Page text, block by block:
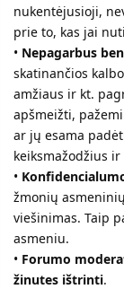
nukentėjusioji,
prie to, kas jai
• Nepagarbus
skatinančios
amžiaus ir kt.
apšmeižti,
ar jų esama
keiksmažodžius
•
žmonių
viešinimas. Taip
asmeniu.
• Forumo
žinutes ištrinti.